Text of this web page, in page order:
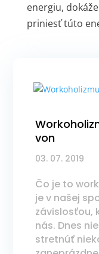
energiu,
priniesť túto
von
03. 07. 2019
Čo je to
je v našej
závislosťou,
nás. Dnes
stretnúť